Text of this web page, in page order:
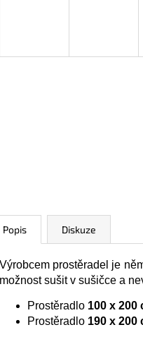
Popis Diskuze
Výrobcem prostěradel je
možnost sušit v sušičce a
Prostěradlo 100 x 200
Prostěradlo 190 x 200